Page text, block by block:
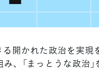
開かれた政治を実現
、「まっとうな政治」